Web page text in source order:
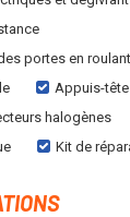
portes en roulant
Appuis-
halogènes
Kit de